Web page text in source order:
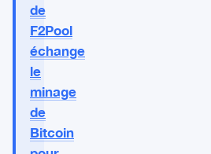
de
F2Pool
échange
le
minage
de
Bitcoin